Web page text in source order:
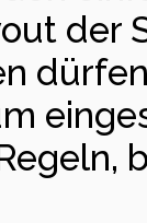
der